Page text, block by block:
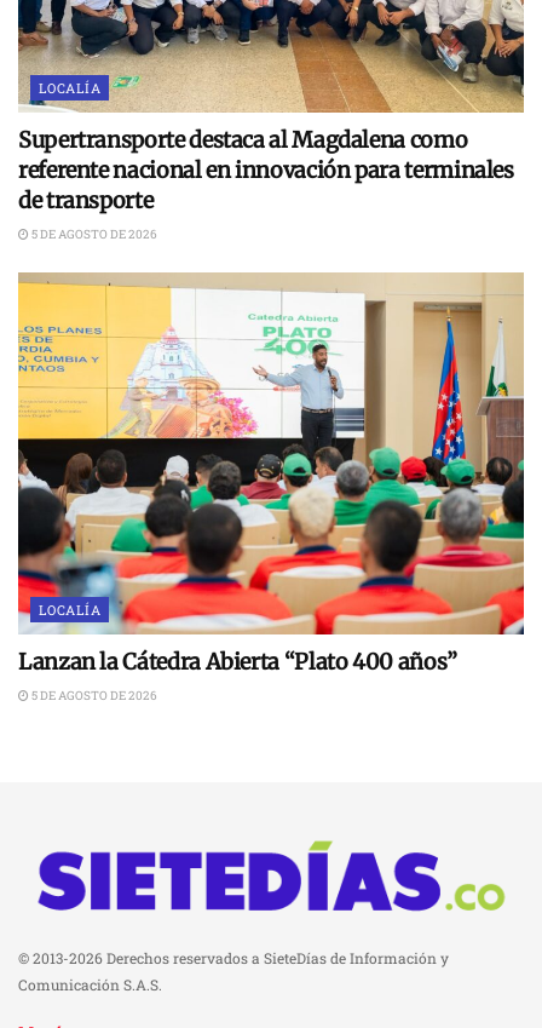
LOCALÍA
Supertransporte destaca al Magdalena como
referente nacional en innovación para terminales
de transporte
5 DE AGOSTO DE 2026
LOCALÍA
Lanzan la Cátedra Abierta “Plato 400 años”
5 DE AGOSTO DE 2026
© 2013-2026 Derechos reservados a SieteDías de Información y
Comunicación S.A.S.